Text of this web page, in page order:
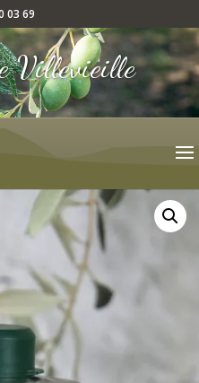
03 69
Villevieille